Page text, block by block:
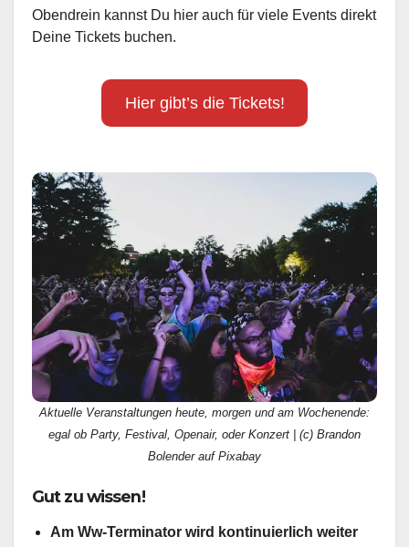
Obendrein kannst Du hier auch für viele Events direkt
Deine Tickets buchen.
Hier gibt’s die Tickets!
Aktuelle Veranstaltungen heute, morgen und am Wochenende:
egal ob Party, Festival, Openair, oder Konzert | (c) Brandon
Bolender auf Pixabay
Gut zu wissen!
Am Ww-Terminator wird kontinuierlich weiter